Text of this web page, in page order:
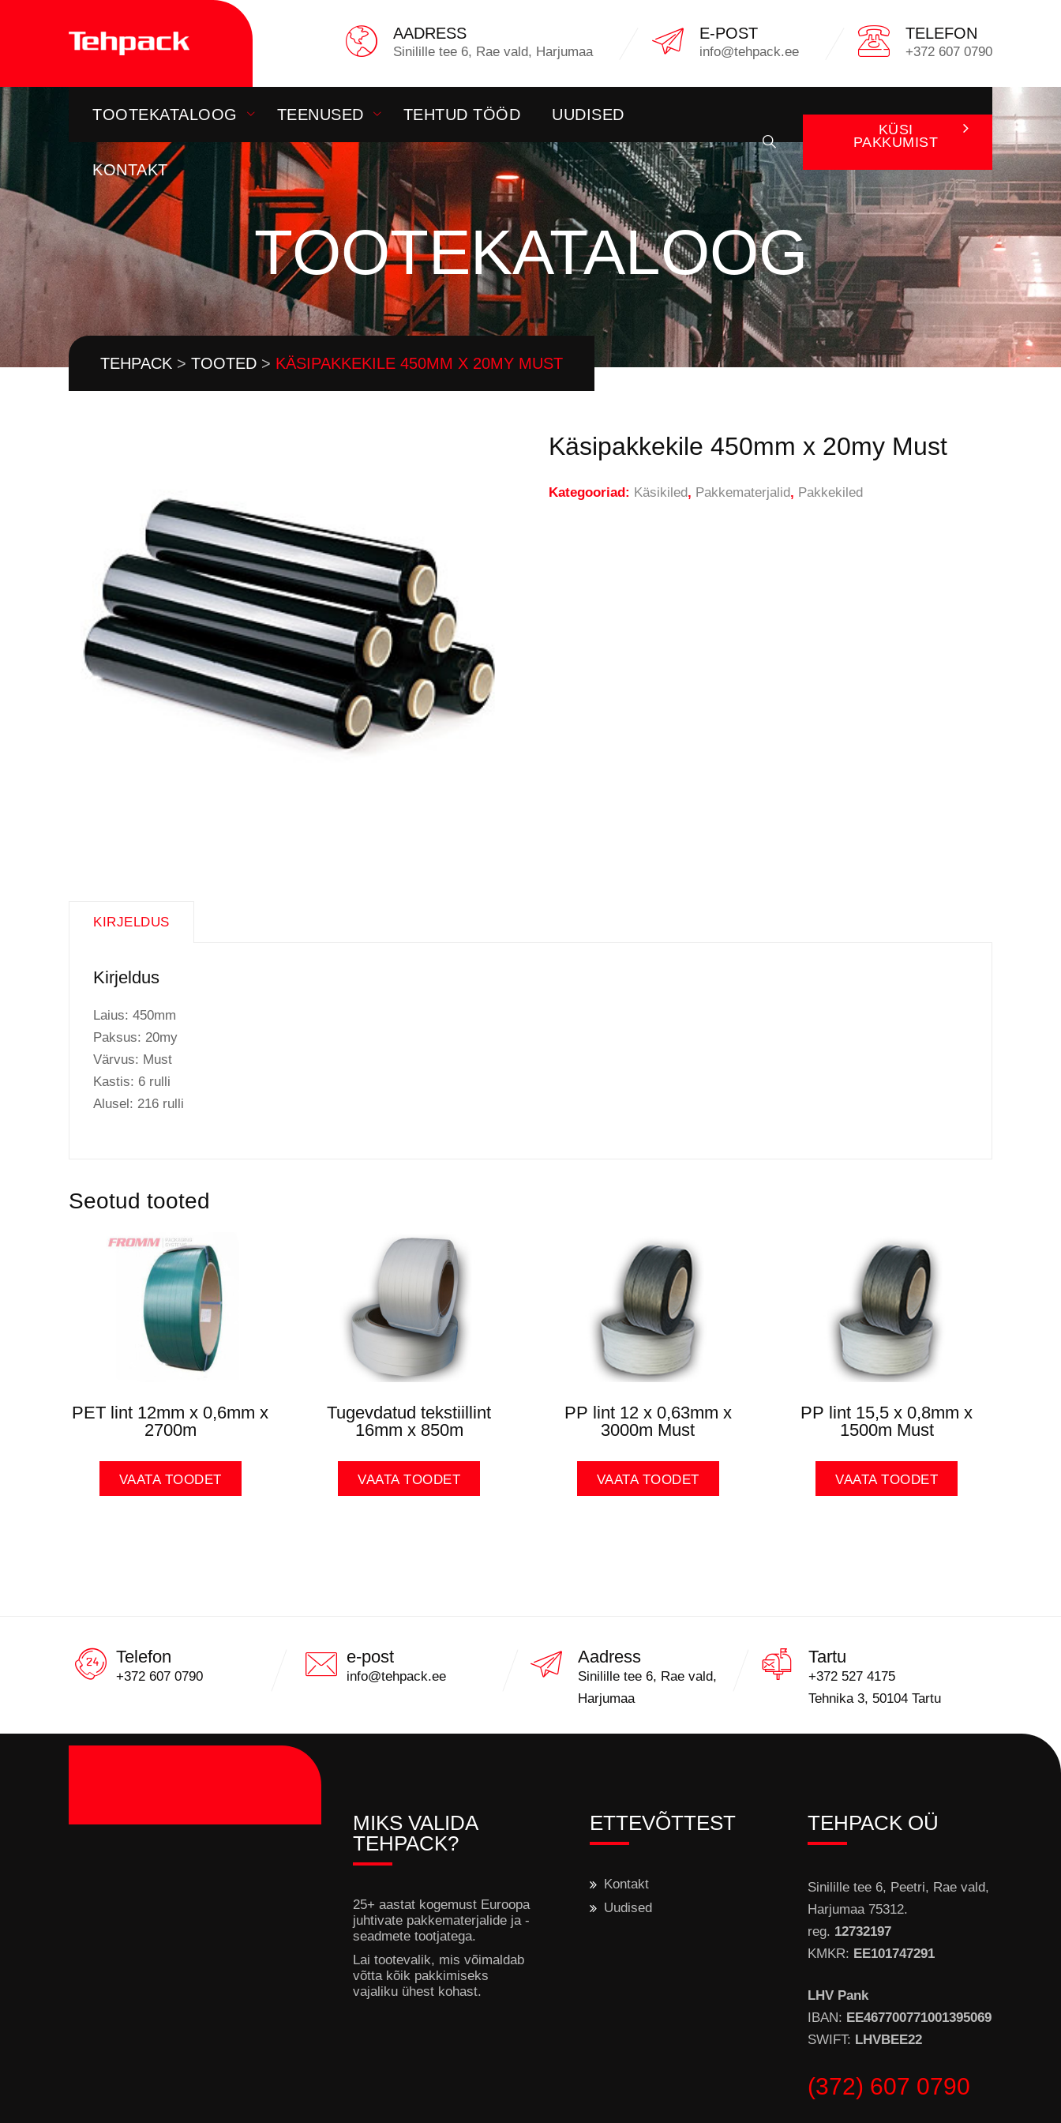
AADRESS
Sinilille tee 6, Rae vald, Harjumaa
E-POST
info@tehpack.ee
TELEFON
+372 607 0790
TOOTEKATALOOG TEENUSED TEHTUD TÖÖD UUDISED
KONTAKT
KÜSI
PAKKUMIST
TOOTEKATALOOG
TEHPACK > TOOTED > KÄSIPAKKEKILE 450MM X 20MY MUST
Käsipakkekile 450mm x 20my Must
Kategooriad: Käsikiled, Pakkematerjalid, Pakkekiled
KIRJELDUS
Kirjeldus
Laius: 450mm
Paksus: 20my
Värvus: Must
Kastis: 6 rulli
Alusel: 216 rulli
Seotud tooted
PET lint 12mm x 0,6mm x
2700m
VAATA TOODET
Tugevdatud tekstiillint
16mm x 850m
VAATA TOODET
PP lint 12 x 0,63mm x
3000m Must
VAATA TOODET
PP lint 15,5 x 0,8mm x
1500m Must
VAATA TOODET
Telefon
+372 607 0790
e-post
info@tehpack.ee
Aadress
Sinilille tee 6, Rae vald,
Harjumaa
Tartu
+372 527 4175
Tehnika 3, 50104 Tartu
MIKS VALIDA
TEHPACK?
25+ aastat kogemust Euroopa
juhtivate pakkematerjalide ja -
seadmete tootjatega.
Lai tootevalik, mis võimaldab
võtta kõik pakkimiseks
vajaliku ühest kohast.
ETTEVÕTTEST
Kontakt
Uudised
TEHPACK OÜ
Sinilille tee 6, Peetri, Rae vald,
Harjumaa 75312.
reg. 12732197
KMKR: EE101747291
LHV Pank
IBAN: EE467700771001395069
SWIFT: LHVBEE22
(372) 607 0790